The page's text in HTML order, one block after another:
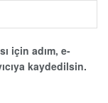
için adım, e-
kaydedilsin.